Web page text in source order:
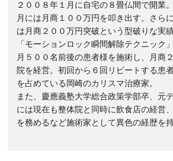
２００８年１月に自宅の８畳仏間で開業
月には月商１００万円を叩き出す。さら
は月商２００万円突破という型破りな実績
「モーションロック瞬間解除テクニック
月５００名前後の患者様を施術し、月商
院を経営。初回から６回リピートする患
を占めている岡崎のカリスマ治療家。
また、慶應義塾大学総合政策学部卒、元
には現在も整体院と同時に飲食店の経営
を務めるなど施術家として異色の経歴を持